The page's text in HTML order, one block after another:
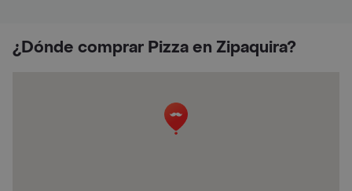
¿Dónde comprar Pizza en Zipaquira?